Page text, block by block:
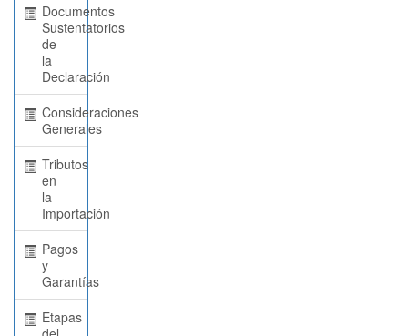
Documentos
Sustentatorios
de
la
Declaración
Consideraciones
Generales
Tributos
en
la
Importación
Pagos
y
Garantías
Etapas